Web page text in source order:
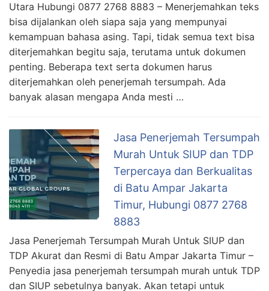
Utara Hubungi 0877 2768 8883 – Menerjemahkan teks
bisa dijalankan oleh siapa saja yang mempunyai
kemampuan bahasa asing. Tapi, tidak semua text bisa
diterjemahkan begitu saja, terutama untuk dokumen
penting. Beberapa text serta dokumen harus
diterjemahkan oleh penerjemah tersumpah. Ada
banyak alasan mengapa Anda mesti …
Jasa Penerjemah Tersumpah
Murah Untuk SIUP dan TDP
Terpercaya dan Berkualitas
di Batu Ampar Jakarta
Timur, Hubungi 0877 2768
8883
Jasa Penerjemah Tersumpah Murah Untuk SIUP dan
TDP Akurat dan Resmi di Batu Ampar Jakarta Timur –
Penyedia jasa penerjemah tersumpah murah untuk TDP
dan SIUP sebetulnya banyak. Akan tetapi untuk